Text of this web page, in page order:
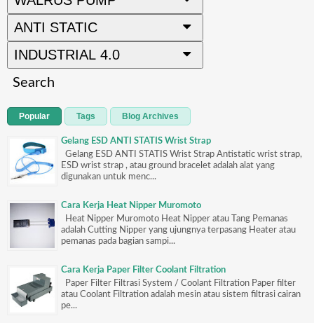
ANTI STATIC
INDUSTRIAL 4.0
Search
Popular Tags Blog Archives
Gelang ESD ANTI STATIS Wrist Strap
Gelang ESD ANTI STATIS Wrist Strap Antistatic wrist strap,
ESD wrist strap , atau ground bracelet adalah alat yang
digunakan untuk menc...
Cara Kerja Heat Nipper Muromoto
Heat Nipper Muromoto Heat Nipper atau Tang Pemanas
adalah Cutting Nipper yang ujungnya terpasang Heater atau
pemanas pada bagian sampi...
Cara Kerja Paper Filter Coolant Filtration
Paper Filter Filtrasi System / Coolant Filtration Paper filter
atau Coolant Filtration adalah mesin atau sistem filtrasi cairan
pe...